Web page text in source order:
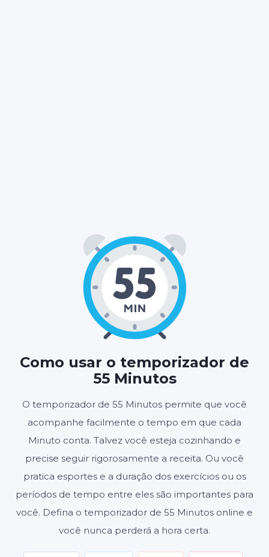
Como usar o temporizador de
55 Minutos
O temporizador de 55 Minutos permite que você
acompanhe facilmente o tempo em que cada
Minuto conta. Talvez você esteja cozinhando e
precise seguir rigorosamente a receita. Ou você
pratica esportes e a duração dos exercícios ou os
períodos de tempo entre eles são importantes para
você. Defina o temporizador de 55 Minutos online e
você nunca perderá a hora certa.
55
MINUTOS
: 00
SEGUNDOS
Configurações